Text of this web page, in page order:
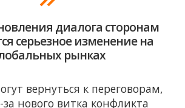
диалога сторонам
серьезное изменение на
рынках
вернуться к переговорам,
за нового витка конфликта